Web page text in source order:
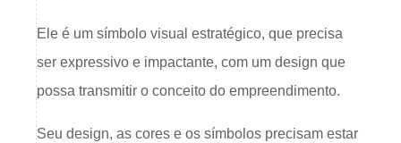
Ele é um símbolo visual estratégico, que precisa
ser expressivo e impactante, com um design que
possa transmitir o conceito do empreendimento.
Seu design, as cores e os símbolos precisam estar